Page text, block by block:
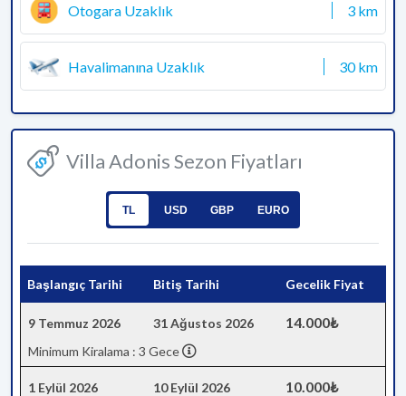
Otogara Uzaklık 3 km
Havalimanına Uzaklık 30 km
Villa Adonis Sezon Fiyatları
TL USD GBP EURO
Başlangıç Tarihi Bitiş Tarihi Gecelik Fiyat
9 Temmuz 2026 31 Ağustos 2026 14.000₺
Minimum Kiralama : 3 Gece
1 Eylül 2026 10 Eylül 2026 10.000₺